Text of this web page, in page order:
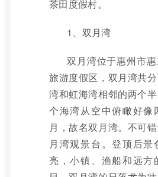
茶田度假村。
1、双月湾
双月湾位于惠州市
旅游度假区，双月湾共
湾和虹海湾相邻的两个
个海湾从空中俯瞰好像
月，故名双月湾。不可
月湾观景台。登顶后景
亮，小镇、渔船和远方